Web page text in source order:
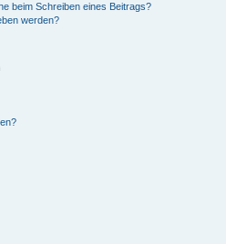
beim Schreiben eines Beitrags?
werden?